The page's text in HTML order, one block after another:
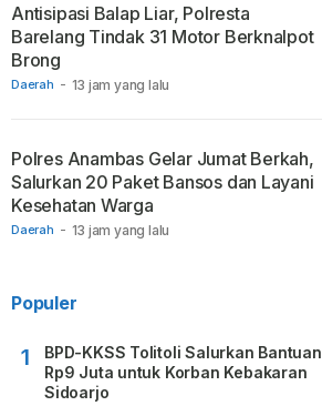
Daerah - 13 jam yang lalu
Antisipasi Balap Liar, Polresta
Barelang Tindak 31 Motor Berknalpot
Brong
Daerah - 13 jam yang lalu
Polres Anambas Gelar Jumat Berkah,
Salurkan 20 Paket Bansos dan Layani
Kesehatan Warga
Populer
1
BPD-KKSS Tolitoli Salurkan Bantuan
Rp9 Juta untuk Korban Kebakaran
Sidoarjo